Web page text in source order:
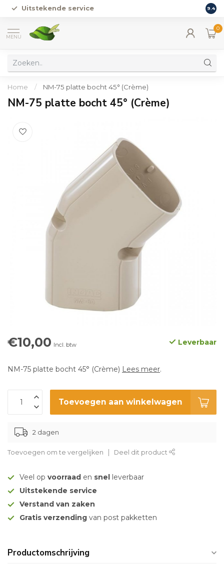
Uitstekende service 9.4
MENU
0
Home / NM-75 platte bocht 45° (Crème)
NM-75 platte bocht 45° (Crème)
€10,00 Incl. btw Leverbaar
NM-75 platte bocht 45° (Crème) Lees meer.
Toevoegen aan winkelwagen
2 dagen
Toevoegen om te vergelijken Deel dit product
Veel op voorraad en snel leverbaar
Uitstekende service
Verstand van zaken
Gratis verzending van post pakketten
Productomschrijving